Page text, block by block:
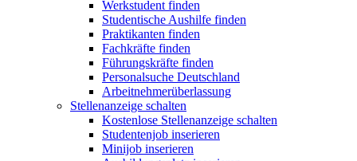
Werkstudent finden
Studentische Aushilfe finden
Praktikanten finden
Fachkräfte finden
Führungskräfte finden
Personalsuche Deutschland
Arbeitnehmerüberlassung
Stellenanzeige schalten
Kostenlose Stellenanzeige schalten
Studentenjob inserieren
Minijob inserieren